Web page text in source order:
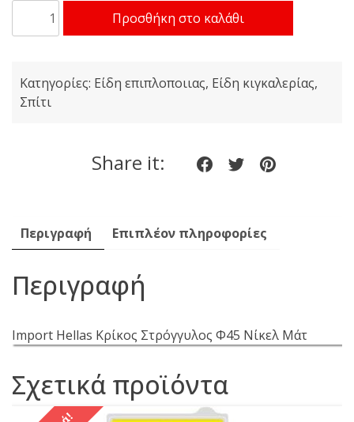
Φ45
Νίκελ
Προσθήκη στο καλάθι
Κατηγορίες: Είδη επιπλοποιιας, Είδη κιγκαλερίας,
Σπίτι
Share it:
ShareShare
Περιγραφή Επιπλέον πληροφορίες
Περιγραφή
Import Hellas Κρίκος Στρόγγυλος Φ45 Νίκελ Μάτ
Σχετικά προϊόντα